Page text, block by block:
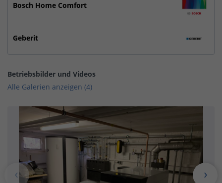
Bosch Home Comfort
Geberit
Betriebsbilder und Videos
Alle Galerien anzeigen (4)